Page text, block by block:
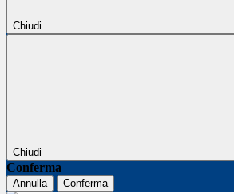
Chiudi
Chiudi
Conferma
Annulla Conferma